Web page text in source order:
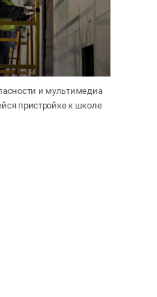
и мультимедиа
пристройке к школе